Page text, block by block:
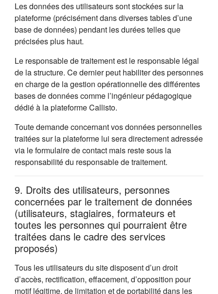
Les données des utilisateurs sont stockées sur la
plateforme (précisément dans diverses tables d’une
base de données) pendant les durées telles que
précisées plus haut.
Le responsable de traitement est le responsable légal
de la structure. Ce dernier peut habiliter des personnes
en charge de la gestion opérationnelle des différentes
bases de données comme l’ingénieur pédagogique
dédié à la plateforme Callisto.
Toute demande concernant vos données personnelles
traitées sur la plateforme lui sera directement adressée
via le formulaire de contact mais reste sous la
responsabilité du responsable de traitement.
9. Droits des utilisateurs, personnes
concernées par le traitement de données
(utilisateurs, stagiaires, formateurs et
toutes les personnes qui pourraient être
traitées dans le cadre des services
proposés)
Tous les utilisateurs du site disposent d’un droit
d’accès, rectification, effacement, d’opposition pour
motif légitime, de limitation et de portabilité dans les